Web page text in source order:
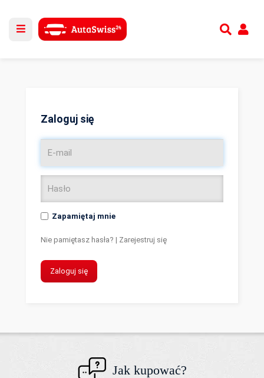
Zaloguj się
Zapamiętaj mnie
Nie pamiętasz hasła? | Zarejestruj się
Zaloguj się
Jak kupować?